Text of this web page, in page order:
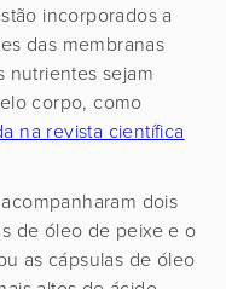
incorporados a
das membranas
nutrientes sejam
corpo, como
na revista científica
dois
de óleo de peixe e o
as cápsulas de óleo